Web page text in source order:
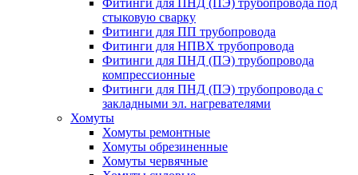
Фитинги для ПНД (ПЭ) трубопровода под
стыковую сварку
Фитинги для ПП трубопровода
Фитинги для НПВХ трубопровода
Фитинги для ПНД (ПЭ) трубопровода
компрессионные
Фитинги для ПНД (ПЭ) трубопровода с
закладными эл. нагревателями
Хомуты
Хомуты ремонтные
Хомуты обрезиненные
Хомуты червячные